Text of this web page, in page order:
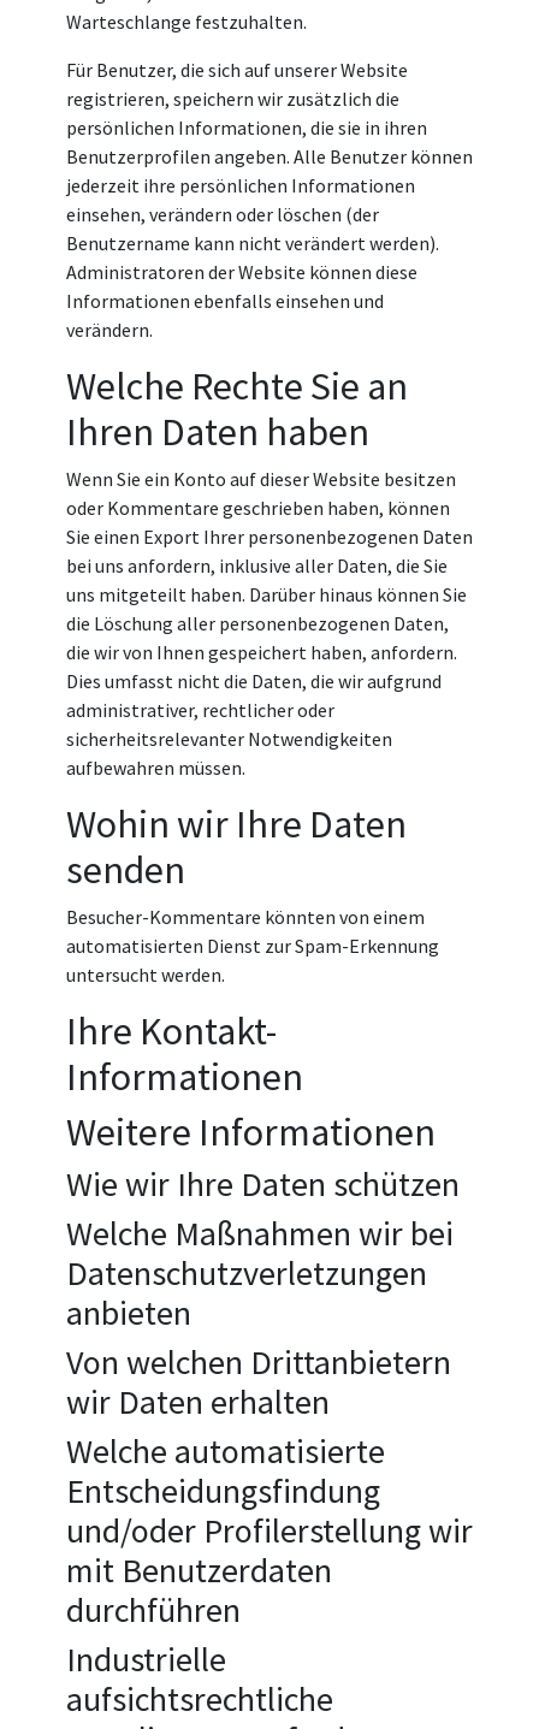
Warteschlange festzuhalten.
Für Benutzer, die sich auf unserer Website
registrieren, speichern wir zusätzlich die
persönlichen Informationen, die sie in ihren
Benutzerprofilen angeben. Alle Benutzer können
jederzeit ihre persönlichen Informationen
einsehen, verändern oder löschen (der
Benutzername kann nicht verändert werden).
Administratoren der Website können diese
Informationen ebenfalls einsehen und
verändern.
Welche Rechte Sie an
Ihren Daten haben
Wenn Sie ein Konto auf dieser Website besitzen
oder Kommentare geschrieben haben, können
Sie einen Export Ihrer personenbezogenen Daten
bei uns anfordern, inklusive aller Daten, die Sie
uns mitgeteilt haben. Darüber hinaus können Sie
die Löschung aller personenbezogenen Daten,
die wir von Ihnen gespeichert haben, anfordern.
Dies umfasst nicht die Daten, die wir aufgrund
administrativer, rechtlicher oder
sicherheitsrelevanter Notwendigkeiten
aufbewahren müssen.
Wohin wir Ihre Daten
senden
Besucher-Kommentare könnten von einem
automatisierten Dienst zur Spam-Erkennung
untersucht werden.
Ihre Kontakt-
Informationen
Weitere Informationen
Wie wir Ihre Daten schützen
Welche Maßnahmen wir bei
Datenschutzverletzungen
anbieten
Von welchen Drittanbietern
wir Daten erhalten
Welche automatisierte
Entscheidungsfindung
und/oder Profilerstellung wir
mit Benutzerdaten
durchführen
Industrielle
aufsichtsrechtliche